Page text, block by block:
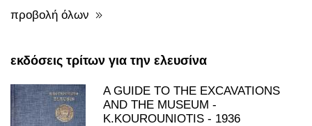
προβολή όλων
εκδόσεις τρίτων για την ελευσίνα
A GUIDE TO THE EXCAVATIONS
AND THE MUSEUM -
K.KOUROUNIOTIS - 1936